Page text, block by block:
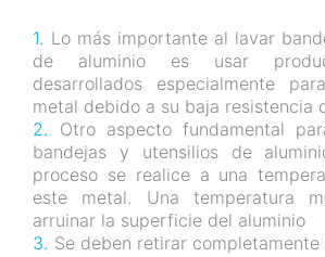
Lo más importante al lavar
de aluminio es usar
desarrollados especialmente
metal debido a su baja resistencia
Otro aspecto fundamental
bandejas y utensilios de
proceso se realice a una
este metal. Una temperatura
arruinar la superficie del aluminio
Se deben retirar